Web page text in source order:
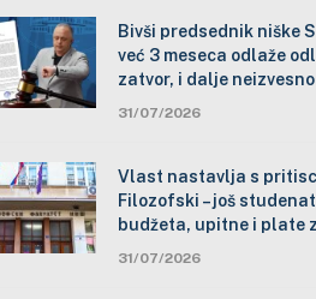
Bivši predsednik niške
već 3 meseca odlaže
zatvor, i dalje
31/07/2026
Vlast nastavlja s
Filozofski – još
budžeta, upitne i plate
31/07/2026